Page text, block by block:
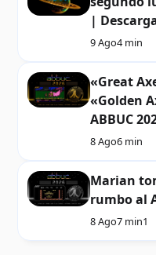
|
9 Ago4 min
«Great
«Golden
ABBUC
8 Ago6 min
Marian
rumbo al
8 Ago7 min1